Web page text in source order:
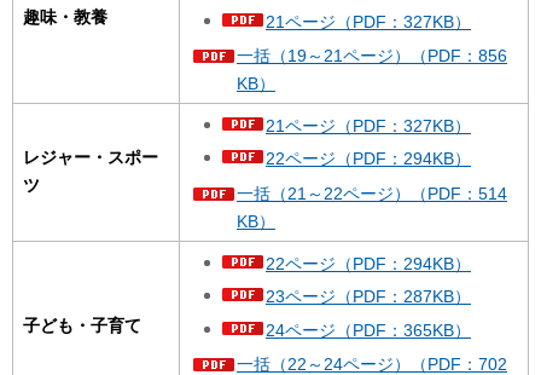
趣味・教養
21ページ（PDF：327KB）
一括（19～21ページ）（PDF：856
KB）
レジャー・スポー
ツ
21ページ（PDF：327KB）
22ページ（PDF：294KB）
一括（21～22ページ）（PDF：514
KB）
子ども・子育て
22ページ（PDF：294KB）
23ページ（PDF：287KB）
24ページ（PDF：365KB）
一括（22～24ページ）（PDF：702